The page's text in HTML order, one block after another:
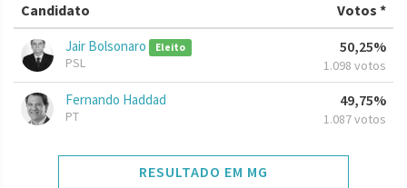
Candidato Votos *
Jair Bolsonaro Eleito
PSL
50,25%
1.098 votos
Fernando Haddad
PT
49,75%
1.087 votos
RESULTADO EM MG